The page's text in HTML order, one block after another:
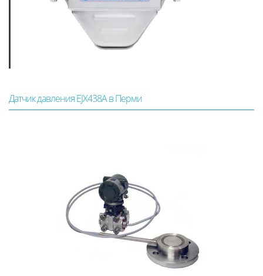
Датчик давления EJX438A в Перми